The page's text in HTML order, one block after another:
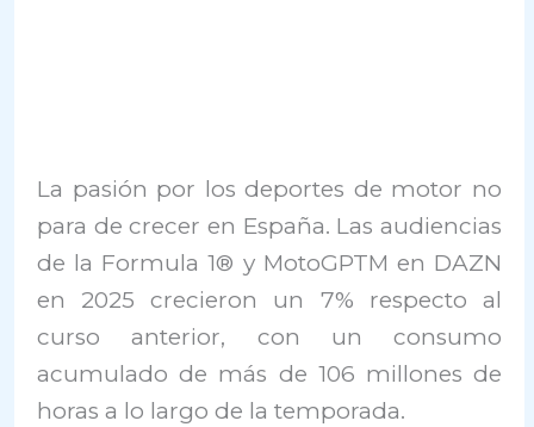
La pasión por los deportes de motor no
para de crecer en España. Las audiencias
de la Formula 1® y MotoGPTM en DAZN
en 2025 crecieron un 7% respecto al
curso anterior, con un consumo
acumulado de más de 106 millones de
horas a lo largo de la temporada.